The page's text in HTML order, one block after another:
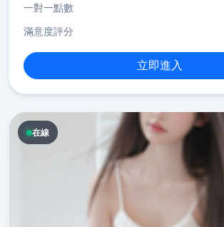
一對一點數
滿意度評分
立即進入
在線